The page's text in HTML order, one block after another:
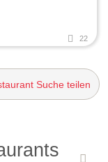
22
Suche teilen